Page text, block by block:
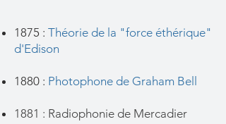
1875 : Théorie de la "force éthérique"
d'Edison
1880 : Photophone de Graham Bell
1881 : Radiophonie de Mercadier